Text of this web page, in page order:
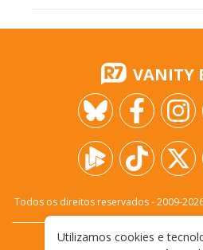
VANITY
Todos os direitos reservados - 2009-
FALE CONOSCO
Utilizamos cookies e